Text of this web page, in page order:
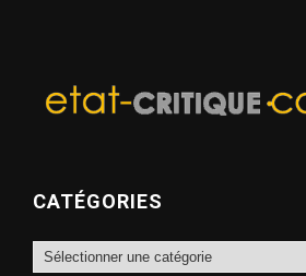
CATÉGORIES
Catégories